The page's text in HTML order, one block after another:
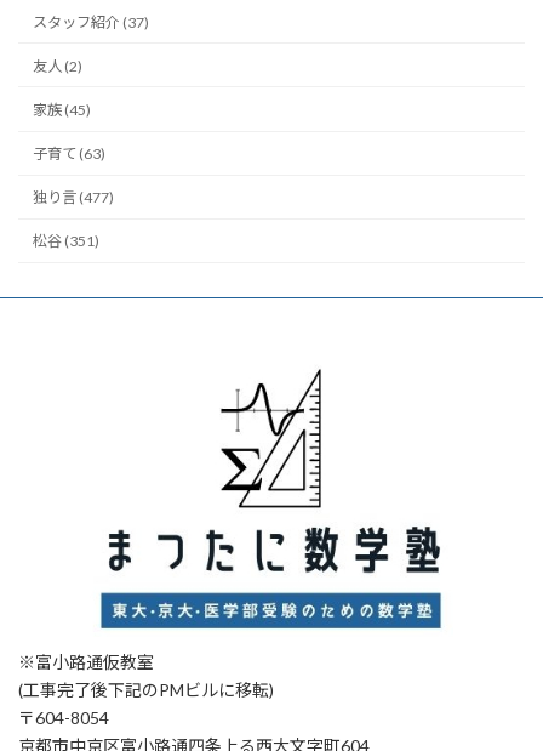
スタッフ紹介 (37)
友人 (2)
家族 (45)
子育て (63)
独り言 (477)
松谷 (351)
※富小路通仮教室
(工事完了後下記のPMビルに移転)
〒604-8054
京都市中京区富小路通四条上る西大文字町604